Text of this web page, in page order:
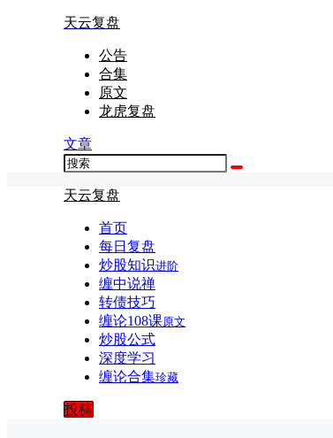
天云复盘
公告
合集
原文
龙虎复盘
文章
天云复盘
首页
每日复盘
炒股知识进阶
缠中说禅
转债技巧
缠论108课原文
炒股公式
深度学习
缠论合集珍藏
投稿